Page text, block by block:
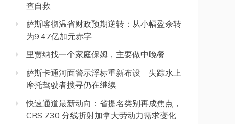
查自救
萨斯喀彻温省财政预期逆转：从小幅盈余转
为9.47亿加元赤字
里贾纳找一个家庭保姆，主要做中晚餐
萨斯卡通河面警示浮标重新布设 失踪水上
摩托驾驶者搜寻仍在继续
快速通道最新动向：省提名类别再成焦点，
CRS 730 分线折射加拿大劳动力需求变化